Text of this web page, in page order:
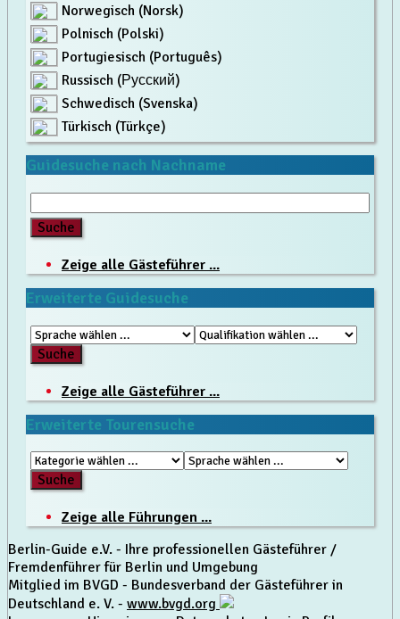
Norwegisch (Norsk)
Polnisch (Polski)
Portugiesisch (Português)
Russisch (Русский)
Schwedisch (Svenska)
Türkisch (Türkçe)
Guidesuche nach Nachname
Zeige alle Gästeführer ...
Erweiterte Guidesuche
Zeige alle Gästeführer ...
Erweiterte Tourensuche
Zeige alle Führungen ...
Berlin-Guide e.V. - Ihre professionellen Gästeführer /
Fremdenführer für Berlin und Umgebung
Mitglied im BVGD - Bundesverband der Gästeführer in
Deutschland e. V. - www.bvgd.org